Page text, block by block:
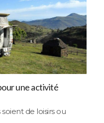
une activité
soient de loisirs ou